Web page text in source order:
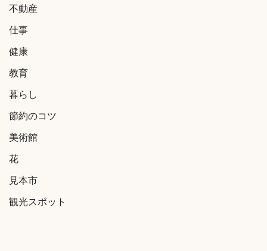
不動産
仕事
健康
教育
暮らし
節約のコツ
美術館
花
見本市
観光スポット